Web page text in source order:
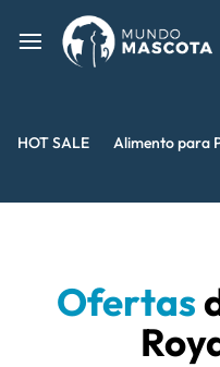
HOT SALE Alimento para
Ofertas